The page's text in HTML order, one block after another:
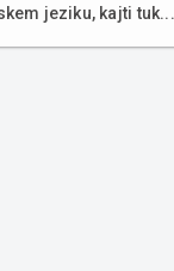
jeziku, kajti tuk...